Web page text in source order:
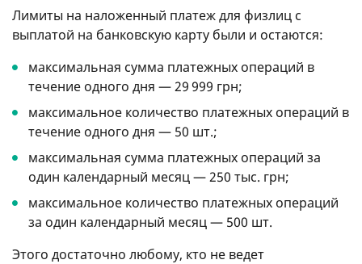
Лимиты на наложенный платеж для физлиц с
выплатой на банковскую карту были и остаются:
максимальная сумма платежных операций в
течение одного дня — 29 999 грн;
максимальное количество платежных операций в
течение одного дня — 50 шт.;
максимальная сумма платежных операций за
один календарный месяц — 250 тыс. грн;
максимальное количество платежных операций
за один календарный месяц — 500 шт.⠀
Этого достаточно любому, кто не ведет